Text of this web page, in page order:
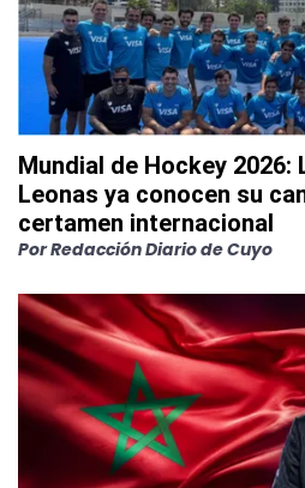
Mundial de Hockey 2026:
Leonas ya conocen su
certamen internacional
PorRedacción Diario de Cuyo